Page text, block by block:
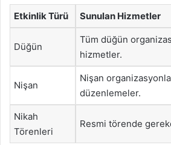
Etkinlik Türü Sunulan Hizmetler
Düğün
Tüm düğün
hizmetler.
Nişan
Nişan
düzenlemeler.
Nikah
Törenleri
Resmi törende